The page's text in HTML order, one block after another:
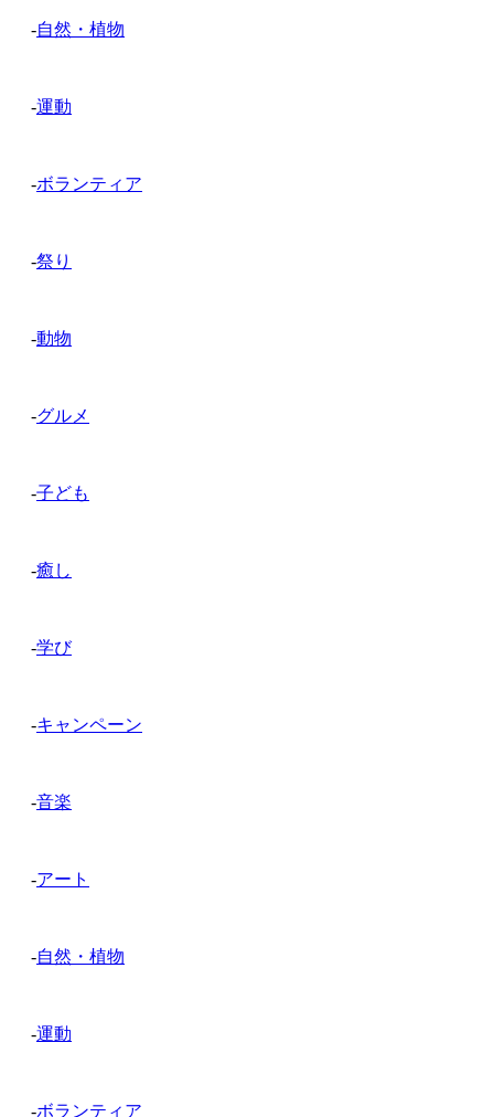
-自然・植物
-運動
-ボランティア
-祭り
-動物
-グルメ
-子ども
-癒し
-学び
-キャンペーン
-音楽
-アート
-自然・植物
-運動
-ボランティア